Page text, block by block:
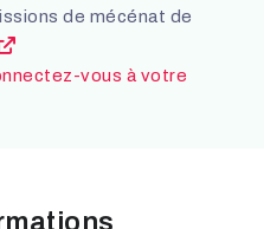
de mécénat de
vous à votre